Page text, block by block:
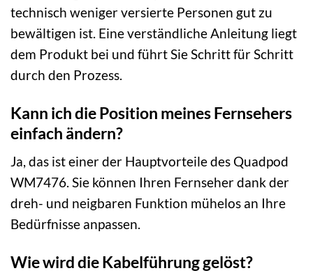
technisch weniger versierte Personen gut zu
bewältigen ist. Eine verständliche Anleitung liegt
dem Produkt bei und führt Sie Schritt für Schritt
durch den Prozess.
Kann ich die Position meines Fernsehers
einfach ändern?
Ja, das ist einer der Hauptvorteile des Quadpod
WM7476. Sie können Ihren Fernseher dank der
dreh- und neigbaren Funktion mühelos an Ihre
Bedürfnisse anpassen.
Wie wird die Kabelführung gelöst?